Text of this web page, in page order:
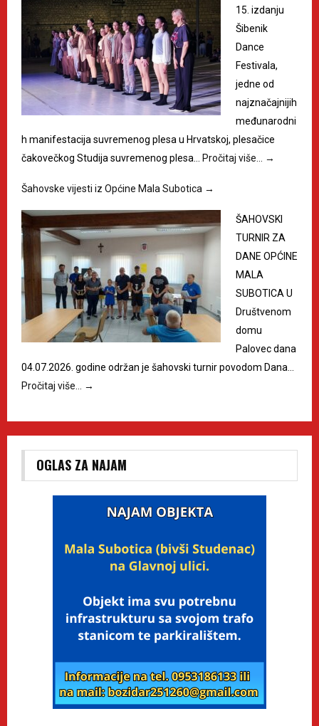
15. izdanju
Šibenik
Dance
Festivala,
jedne od
najznačajnijih
međunarodni
h manifestacija suvremenog plesa u Hrvatskoj, plesačice
čakovečkog Studija suvremenog plesa… Pročitaj više… →
Šahovske vijesti iz Općine Mala Subotica →
ŠAHOVSKI
TURNIR ZA
DANE OPĆINE
MALA
SUBOTICA U
Društvenom
domu
Palovec dana
04.07.2026. godine održan je šahovski turnir povodom Dana…
Pročitaj više… →
OGLAS ZA NAJAM